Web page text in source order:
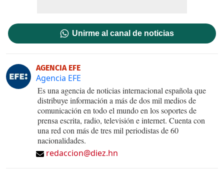
Unirme al canal de noticias
AGENCIA EFE
Agencia EFE
Es una agencia de noticias internacional española que
distribuye información a más de dos mil medios de
comunicación en todo el mundo en los soportes de
prensa escrita, radio, televisión e internet. Cuenta con
una red con más de tres mil periodistas de 60
nacionalidades.
redaccion@diez.hn